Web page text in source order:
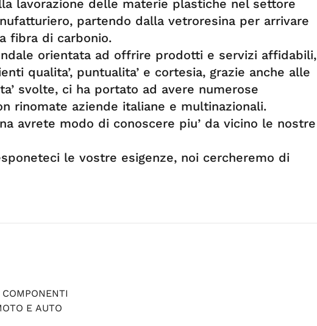
lavorazione delle materie plastiche nel settore
partendo dalla vetroresina per arrivare
fibra di carbonio.
orientata ad offrire prodotti e servizi affidabili,
qualita’, puntualita’ e cortesia, grazie anche alle
svolte, ci ha portato ad avere numerose
rinomate aziende italiane e multinazionali.
avrete modo di conoscere piu’ da vicino le nostre
le vostre esigenze, noi cercheremo di
E AUTO